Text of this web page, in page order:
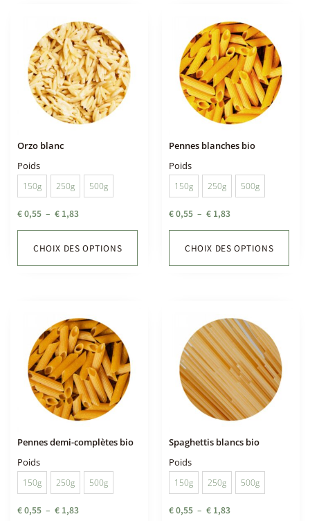
Orzo blanc
Poids
150g 250g 500g
€0,55 – € 1,83
CHOIX DES OPTIONS
Pennes blanches bio
Poids
150g 250g 500g
€0,55 – € 1,83
CHOIX DES OPTIONS
Pennes demi-complètes bio
Poids
150g 250g 500g
€0,55 – € 1,83
Spaghettis blancs bio
Poids
150g 250g 500g
€0,55 – € 1,83